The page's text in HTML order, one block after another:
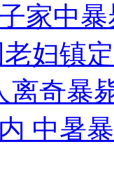
压"枕头大战"
家中
妇镇
离奇暴
中暑